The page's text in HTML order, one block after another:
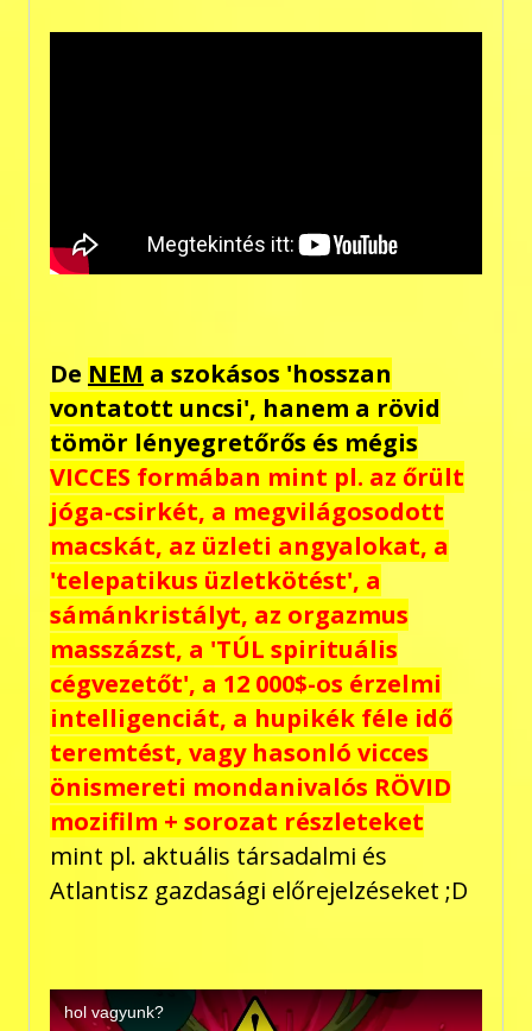
De NEM a szokásos 'hosszan
vontatott uncsi', hanem a rövid
tömör lényegretőrős és mégis
VICCES formában mint pl. az őrült
jóga-csirkét, a megvilágosodott
macskát, az üzleti angyalokat, a
'telepatikus üzletkötést', a
sámánkristályt, az orgazmus
masszázst, a 'TÚL spirituális
cégvezetőt', a 12 000$-os érzelmi
intelligenciát, a hupikék féle idő
teremtést, vagy hasonló vicces
önismereti mondanivalós RÖVID
mozifilm + sorozat részleteket
mint pl. aktuális társadalmi és
Atlantisz gazdasági előrejelzéseket ;D